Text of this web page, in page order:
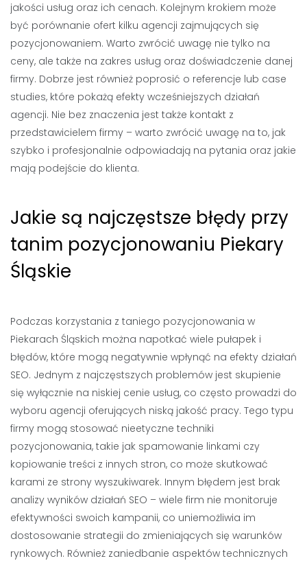
jakości usług oraz ich cenach. Kolejnym krokiem może
być porównanie ofert kilku agencji zajmujących się
pozycjonowaniem. Warto zwrócić uwagę nie tylko na
ceny, ale także na zakres usług oraz doświadczenie danej
firmy. Dobrze jest również poprosić o referencje lub case
studies, które pokażą efekty wcześniejszych działań
agencji. Nie bez znaczenia jest także kontakt z
przedstawicielem firmy – warto zwrócić uwagę na to, jak
szybko i profesjonalnie odpowiadają na pytania oraz jakie
mają podejście do klienta.
Jakie są najczęstsze błędy przy
tanim pozycjonowaniu Piekary
Śląskie
Podczas korzystania z taniego pozycjonowania w
Piekarach Śląskich można napotkać wiele pułapek i
błędów, które mogą negatywnie wpłynąć na efekty działań
SEO. Jednym z najczęstszych problemów jest skupienie
się wyłącznie na niskiej cenie usług, co często prowadzi do
wyboru agencji oferujących niską jakość pracy. Tego typu
firmy mogą stosować nieetyczne techniki
pozycjonowania, takie jak spamowanie linkami czy
kopiowanie treści z innych stron, co może skutkować
karami ze strony wyszukiwarek. Innym błędem jest brak
analizy wyników działań SEO – wiele firm nie monitoruje
efektywności swoich kampanii, co uniemożliwia im
dostosowanie strategii do zmieniających się warunków
rynkowych. Również zaniedbanie aspektów technicznych